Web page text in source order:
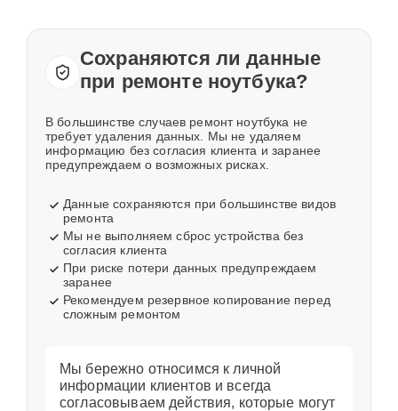
Сохраняются ли данные
при ремонте ноутбука?
В большинстве случаев ремонт ноутбука не
требует удаления данных. Мы не удаляем
информацию без согласия клиента и заранее
предупреждаем о возможных рисках.
Данные сохраняются при большинстве видов
ремонта
Мы не выполняем сброс устройства без
согласия клиента
При риске потери данных предупреждаем
заранее
Рекомендуем резервное копирование перед
сложным ремонтом
Мы бережно относимся к личной
информации клиентов и всегда
согласовываем действия, которые могут